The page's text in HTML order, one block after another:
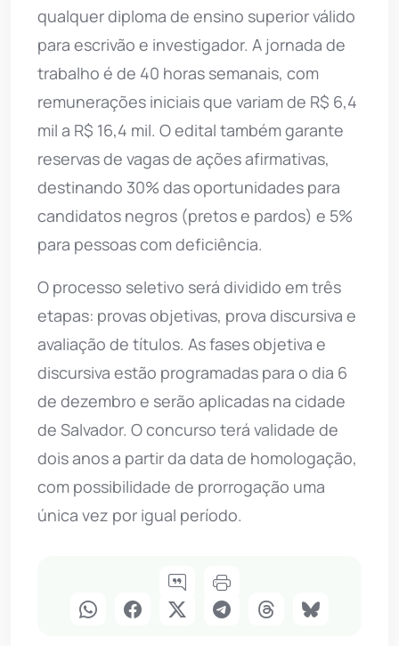
qualquer diploma de ensino superior válido
para escrivão e investigador. A jornada de
trabalho é de 40 horas semanais, com
remunerações iniciais que variam de R$ 6,4
mil a R$ 16,4 mil. O edital também garante
reservas de vagas de ações afirmativas,
destinando 30% das oportunidades para
candidatos negros (pretos e pardos) e 5%
para pessoas com deficiência.
O processo seletivo será dividido em três
etapas: provas objetivas, prova discursiva e
avaliação de títulos. As fases objetiva e
discursiva estão programadas para o dia 6
de dezembro e serão aplicadas na cidade
de Salvador. O concurso terá validade de
dois anos a partir da data de homologação,
com possibilidade de prorrogação uma
única vez por igual período.